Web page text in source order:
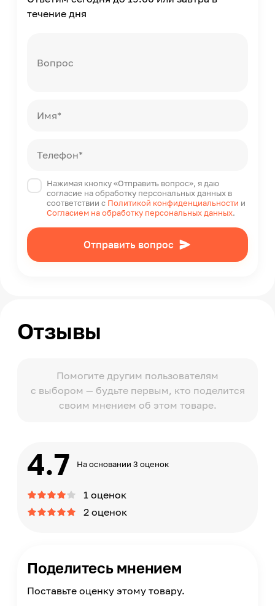
течение дня
Вопрос
Имя*
Телефон*
Нажимая кнопку «Отправить вопрос», я даю
согласие на обработку персональных данных в
соответствии с Политикой конфиденциальности и
Согласием на обработку персональных данных.
Отправить вопрос
Отзывы
Помогите другим пользователям
с выбором — будьте первым, кто поделится
своим мнением об этом товаре.
4.7 На основании 3 оценок
1 оценок
2 оценок
Поделитесь мнением
Поставьте оценку этому товару.